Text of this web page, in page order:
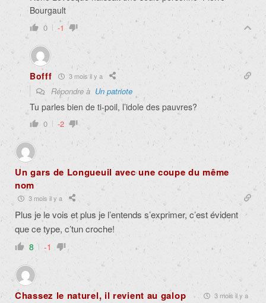
Bourgault
0 -1
Bofff 3 mois il y a
Répondre à Un patriote
Tu parles bien de ti-poil, l’idole des pauvres?
0 -2
Un gars de Longueuil avec une coupe du même
nom
3 mois il y a
Plus je le vois et plus je l’entends s’exprimer, c’est évident
que ce type, c’tun croche!
8 -1
Chassez le naturel, il revient au galop 3 mois il y a